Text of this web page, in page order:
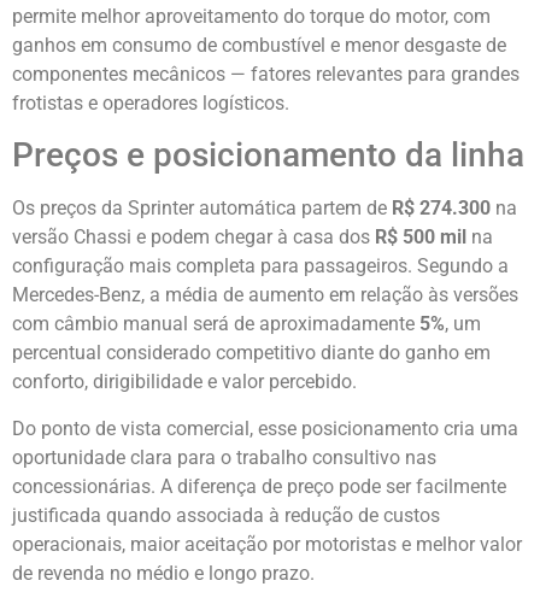
permite melhor aproveitamento do torque do motor, com
ganhos em consumo de combustível e menor desgaste de
componentes mecânicos — fatores relevantes para grandes
frotistas e operadores logísticos.
Preços e posicionamento da linha
Os preços da Sprinter automática partem de R$ 274.300 na
versão Chassi e podem chegar à casa dos R$ 500 mil na
configuração mais completa para passageiros. Segundo a
Mercedes-Benz, a média de aumento em relação às versões
com câmbio manual será de aproximadamente 5%, um
percentual considerado competitivo diante do ganho em
conforto, dirigibilidade e valor percebido.
Do ponto de vista comercial, esse posicionamento cria uma
oportunidade clara para o trabalho consultivo nas
concessionárias. A diferença de preço pode ser facilmente
justificada quando associada à redução de custos
operacionais, maior aceitação por motoristas e melhor valor
de revenda no médio e longo prazo.